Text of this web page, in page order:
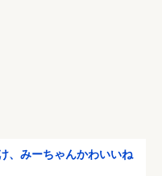
、みーちゃんかわいいね